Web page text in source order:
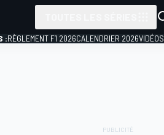
:RÈGLEMENT F1 2026CALENDRIER 2026VIDÉOS